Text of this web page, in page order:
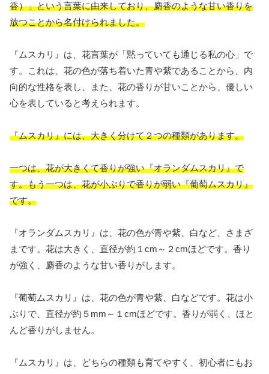
香）」という言葉に由来しており、麝香のような甘い香りを
放つことから名付けられました。
『ムスカリ』は、花言葉が「黙っていても通じる私の心」で
す。これは、花の色が落ち着いた青や紫であることから、内
向的な性格を表し、また、花の香りが甘いことから、優しい
心を表していると考えられます。
『ムスカリ』には、大きく分けて２つの種類があります。
一つは、花が大きくて香りが強い『オランダムスカリ』で
す。もう一つは、花が小ぶりで香りが弱い『葡萄ムスカリ』
です。
『オランダムスカリ』は、花の色が青や紫、白など、さまざ
まです。花は大きく、直径が約１cm～２cmほどです。香り
が強く、麝香のような甘い香りがします。
『葡萄ムスカリ』は、花の色が青や紫、白などです。花は小
ぶりで、直径が約５mm～１cmほどです。香りが弱く、ほと
んど香りがしません。
『ムスカリ』は、どちらの種類も育てやすく、初心者にもお